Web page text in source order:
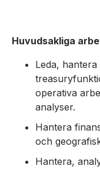
Huvudsakliga
Leda,
operativa
analyser.
Hantera
och
Hantera,